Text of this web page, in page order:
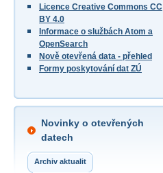
Licence Creative Commons CC
BY 4.0
Informace o službách Atom a
OpenSearch
Nově otevřená data - přehled
Formy poskytování dat ZÚ
Novinky o otevřených
datech
Archiv aktualit